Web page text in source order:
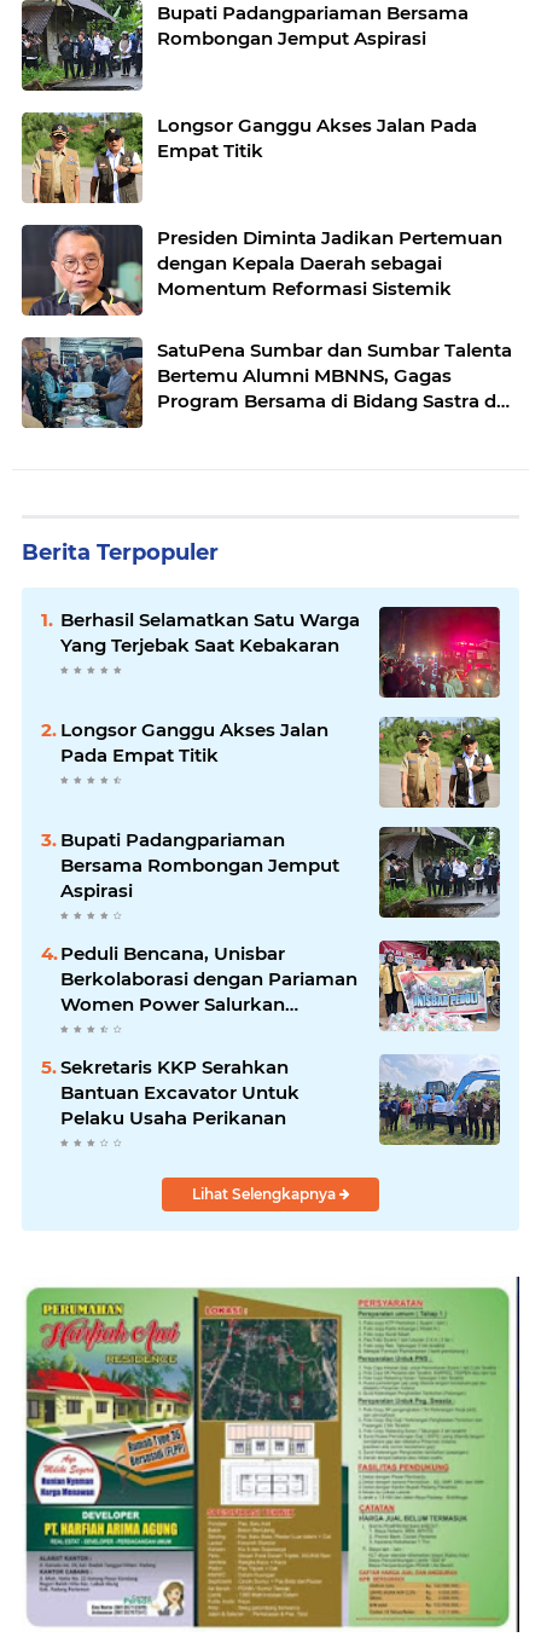
Bupati Padangpariaman Bersama
Rombongan Jemput Aspirasi
Longsor Ganggu Akses Jalan Pada
Empat Titik
Presiden Diminta Jadikan Pertemuan
dengan Kepala Daerah sebagai
Momentum Reformasi Sistemik
SatuPena Sumbar dan Sumbar Talenta
Bertemu Alumni MBNNS, Gagas
Program Bersama di Bidang Sastra dan
Berita Terpopuler
Berhasil Selamatkan Satu Warga
Yang Terjebak Saat Kebakaran
Longsor Ganggu Akses Jalan
Pada Empat Titik
Bupati Padangpariaman
Bersama Rombongan Jemput
Aspirasi
Peduli Bencana, Unisbar
Berkolaborasi dengan Pariaman
Women Power Salurkan
Bantuan untuk Korban Banjir di
Padang
Sekretaris KKP Serahkan
Bantuan Excavator Untuk
Pelaku Usaha Perikanan
Lihat Selengkapnya